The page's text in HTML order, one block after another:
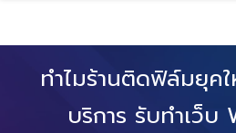
ทำไมร้านติดฟิล์มยุค
บริการ รับทำเว็บ